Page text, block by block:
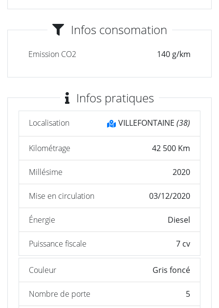
Infos consomation
Emission CO2 140 g/km
Infos pratiques
Localisation VILLEFONTAINE (38)
Kilométrage 42 500 Km
Millésime 2020
Mise en circulation 03/12/2020
Énergie Diesel
Puissance fiscale 7 cv
Couleur Gris foncé
Nombre de porte 5